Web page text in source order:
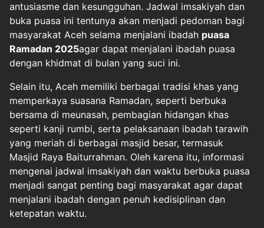
antusiasme dan kesungguhan. Jadwal imsakiyah dan
buka puasa ini tentunya akan menjadi pedoman bagi
masyarakat Aceh selama menjalani ibadah puasa
Ramadan 2025agar dapat menjalani ibadah puasa
dengan khidmat di bulan yang suci ini.
Selain itu, Aceh memiliki berbagai tradisi khas yang
memperkaya suasana Ramadan, seperti berbuka
bersama di meunasah, pembagian hidangan khas
seperti kanji rumbi, serta pelaksanaan ibadah tarawih
yang meriah di berbagai masjid besar, termasuk
Masjid Raya Baiturrahman. Oleh karena itu, informasi
mengenai jadwal imsakiyah dan waktu berbuka puasa
menjadi sangat penting bagi masyarakat agar dapat
menjalani ibadah dengan penuh kedisiplinan dan
ketepatan waktu.